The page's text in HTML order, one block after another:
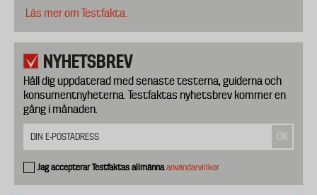
Läs mer om Testfakta.
NYHETSBREV
Håll dig uppdaterad med senaste testerna, guiderna och
konsumentnyheterna. Testfaktas nyhetsbrev kommer en
gång i månaden.
Jag accepterar Testfaktas allmännaanvändarvillkor